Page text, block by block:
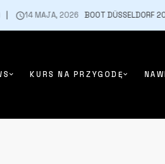
2026 BOOT DÜSSELDORF 2027 –
KURS NA PRZYGODĘ